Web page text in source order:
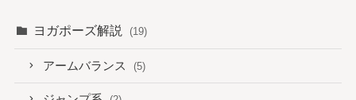
ヨガポーズ解説 (19)
アームバランス (5)